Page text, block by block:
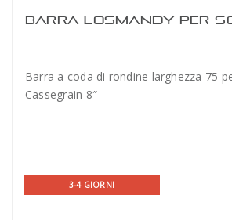
BARRA LOSMANDY PER
Barra a coda di rondine larghezza 75
Cassegrain 8″
3-4 GIORNI